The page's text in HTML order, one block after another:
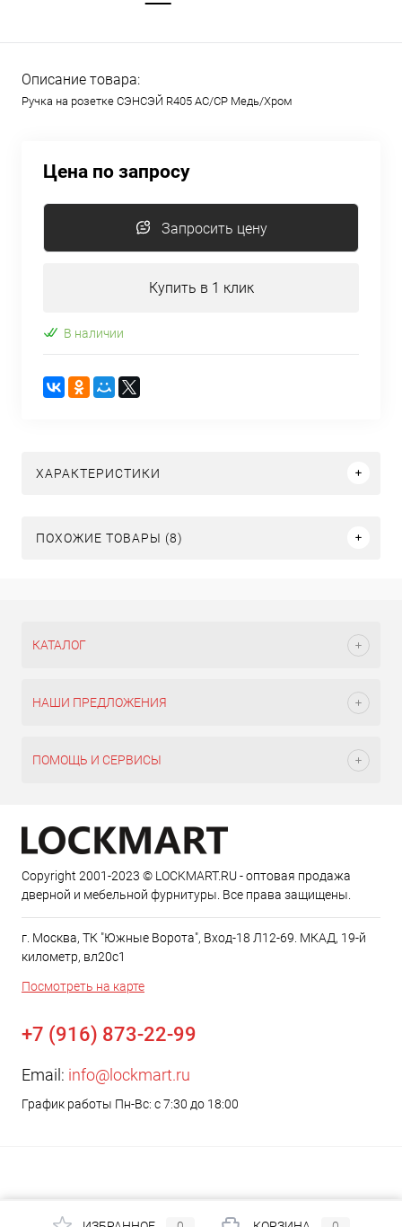
Описание товара:
Ручка на розетке СЭНСЭЙ R405 AC/CP Медь/Хром
Цена по запросу
Запросить цену
Купить в 1 клик
В наличии
ХАРАКТЕРИСТИКИ
ПОХОЖИЕ ТОВАРЫ (8)
КАТАЛОГ
НАШИ ПРЕДЛОЖЕНИЯ
ПОМОЩЬ И СЕРВИСЫ
Copyright 2001-2023 © LOCKMART.RU - оптовая продажа
дверной и мебельной фурнитуры. Все права защищены.
г. Москва, ТК "Южные Ворота", Вход-18 Л12-69. МКАД, 19-й
километр, вл20с1
Посмотреть на карте
+7 (916) 873-22-99
Email: info@lockmart.ru
График работы Пн-Вс: с 7:30 до 18:00